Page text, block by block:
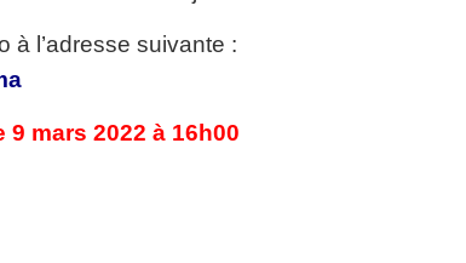
à l’adresse suivante :
9 mars 2022 à 16h00